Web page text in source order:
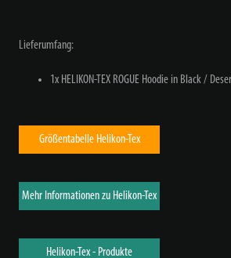
Lieferumfang:
1x HELIKON-TEX ROGUE Hoodie in Black /
Größentabelle Helikon-Tex
Mehr Informationen zu Helikon-Tex
Helikon-Tex - Produkte